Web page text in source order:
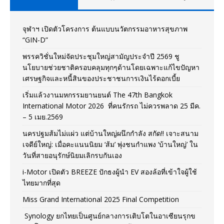
จุฬาฯ เปิดตัวโครงการ ต้นแบบนวัตกรรมอาหารสุขภาพ
“GIN-D”
พรรควิชั่นใหม่จัดประชุมใหญ่สามัญประจำปี 2569 ชู
นโยบายช่วยชาติครอบคลุมทุกๆด้านโดยเฉพาะแก้ไขปัญหา
เศรษฐกิจและหนี้สินของประชาชนการเงินไร้ดอกเบี้ย
เริ่มแล้วงานมหกรรมยานยนต์ The 47th Bangkok
International Motor 2026 ที่คนรักรถ ไม่ควรพลาด 25 มีค.
– 5 เมย.2569
นครปฐมส้มไม่แผ่ว แต่บ้านใหญ่ผนึกกำลัง สกัด!! เจาะสนาม
เจดีย์ใหญ่: เมื่อคะแนนนิยม ‘ส้ม’ พุ่งชนกำแพง ‘บ้านใหญ่’ ใน
วันที่สายอนุรักษ์นิยมเลิกรบกันเอง
i-Motor เปิดตัว BREEZE ปักธงผู้นำ EV สองล้อที่เข้าใจผู้ใช้
ไทยมากที่สุด
Miss Grand International 2025 Final Competition
Synology ยกไทยเป็นศูนย์กลางการเติบโตในอาเซียนรุกข